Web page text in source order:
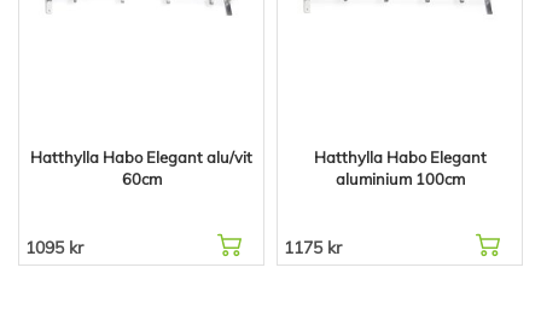
Hatthylla Habo Elegant alu/vit
60cm
1095 kr
Hatthylla Habo Elegant
aluminium 100cm
1175 kr